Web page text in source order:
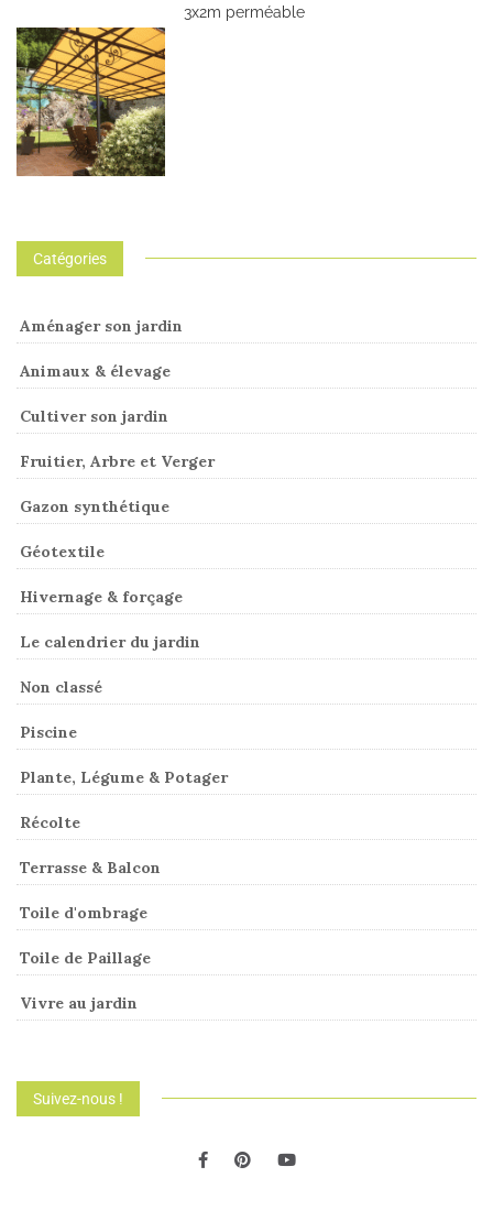
3x2m perméable
Catégories
Aménager son jardin
Animaux & élevage
Cultiver son jardin
Fruitier, Arbre et Verger
Gazon synthétique
Géotextile
Hivernage & forçage
Le calendrier du jardin
Non classé
Piscine
Plante, Légume & Potager
Récolte
Terrasse & Balcon
Toile d'ombrage
Toile de Paillage
Vivre au jardin
Suivez-nous !